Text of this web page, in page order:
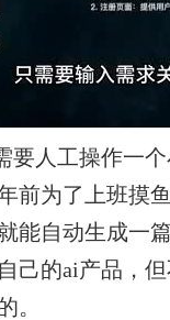
要人工操作一
前为了上班摸
能自动生成一
己的ai产品，
。